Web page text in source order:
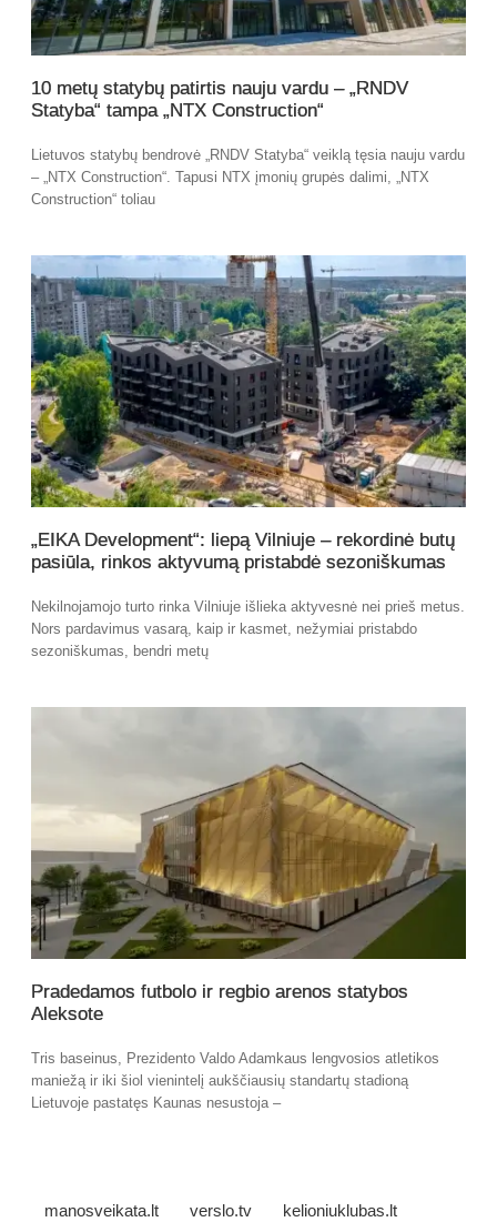
10 metų statybų patirtis nauju vardu – „RNDV
Statyba“ tampa „NTX Construction“
Lietuvos statybų bendrovė „RNDV Statyba“ veiklą tęsia nauju vardu
– „NTX Construction“. Tapusi NTX įmonių grupės dalimi, „NTX
Construction“ toliau
„EIKA Development“: liepą Vilniuje – rekordinė butų
pasiūla, rinkos aktyvumą pristabdė sezoniškumas
Nekilnojamojo turto rinka Vilniuje išlieka aktyvesnė nei prieš metus.
Nors pardavimus vasarą, kaip ir kasmet, nežymiai pristabdo
sezoniškumas, bendri metų
Pradedamos futbolo ir regbio arenos statybos
Aleksote
Tris baseinus, Prezidento Valdo Adamkaus lengvosios atletikos
maniežą ir iki šiol vienintelį aukščiausių standartų stadioną
Lietuvoje pastatęs Kaunas nesustoja –
manosveikata.lt verslo.tv kelioniuklubas.lt